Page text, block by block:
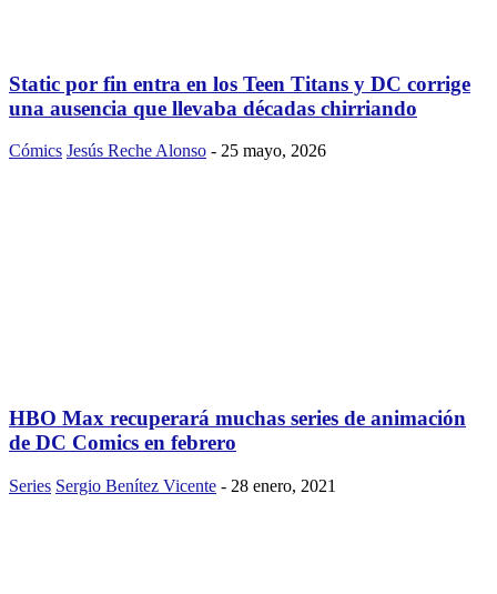
Static por fin entra en los Teen Titans y DC corrige
una ausencia que llevaba décadas chirriando
Cómics Jesús Reche Alonso - 25 mayo, 2026
HBO Max recuperará muchas series de animación
de DC Comics en febrero
Series Sergio Benítez Vicente - 28 enero, 2021